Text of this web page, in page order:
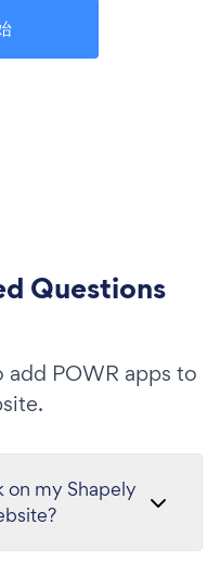
Questions
POWR apps to
on my Shapely